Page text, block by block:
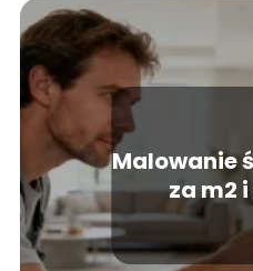
Malowanie
za m2